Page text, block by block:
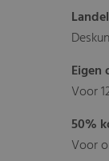
Eigen
Voor
50%
Voor